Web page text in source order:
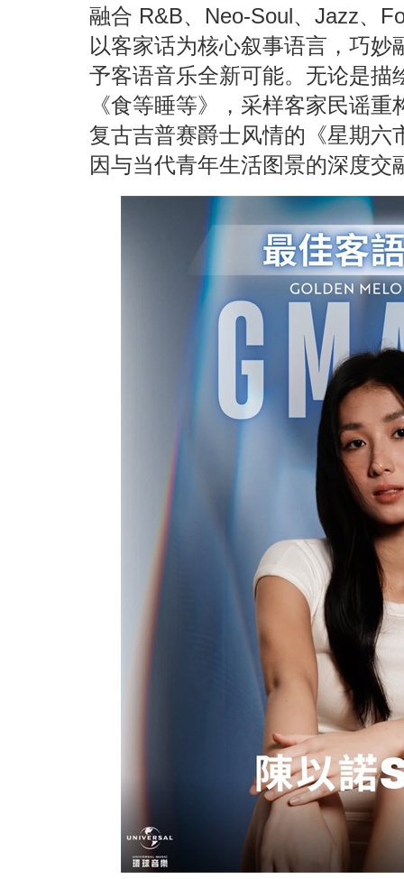
融合 R&B、 Neo-Soul、 Jazz、
以客家话为核心叙事语言，巧妙
予客语音乐全新可能。 无论是描
《食等睡等》，采样客家民谣
复古吉普赛爵士风情的《星期六
因与当代青年生活图景的深度交